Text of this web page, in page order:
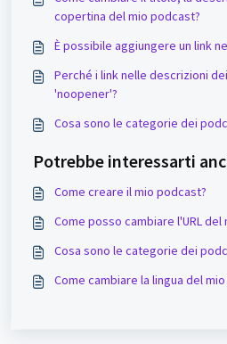
copertina del mio podcast?
È possibile aggiungere un link
Perché i link nelle descrizioni
'noopener'?
Cosa sono le categorie dei
Potrebbe interessarti
Come creare il mio podcast?
Come posso cambiare l'URL del
Cosa sono le categorie dei
Come cambiare la lingua del